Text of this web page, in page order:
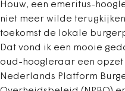
Houw, een emeritus-
niet meer wilde
toekomst de lokale
Dat vond ik een mooie
oud-hoogleraar een
Nederlands Platform